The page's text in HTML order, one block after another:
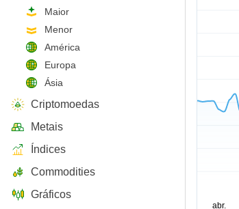
Maior
Menor
América
Europa
Ásia
Criptomoedas
Metais
Índices
Commodities
Gráficos